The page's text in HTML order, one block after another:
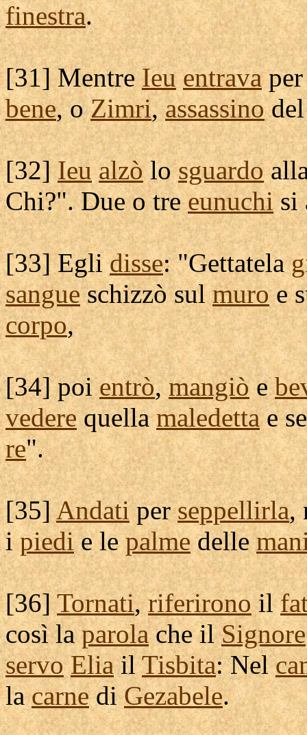
finestra.
[31] MentreIeu entrava
bene, oZimri,assassino
[32]Ieu alzòlosguardo
Chi?". Due o treeunuchisi
[33] Eglidisse: "Gettatela
sangue schizzòsulmuroe
corpo,
[34] poientrò,mangiòe
vederequellamaledettae
re".
[35]Andatiperseppellirla,
ipiedie lepalmedelle
[36]Tornati,riferironoil
così laparolache ilSignore
servo EliailTisbita: Nel
lacarnediGezabele.